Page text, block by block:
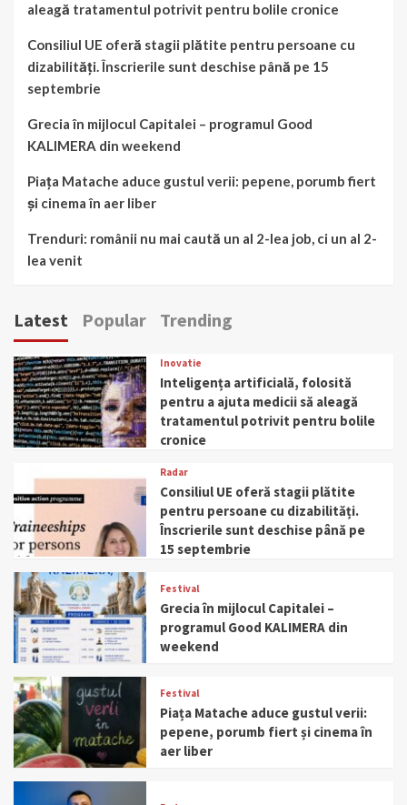
aleagă tratamentul potrivit pentru bolile cronice
Consiliul UE oferă stagii plătite pentru persoane cu
dizabilități. Înscrierile sunt deschise până pe 15
septembrie
Grecia în mijlocul Capitalei – programul Good
KALIMERA din weekend
Piața Matache aduce gustul verii: pepene, porumb fiert
și cinema în aer liber
Trenduri: românii nu mai caută un al 2-lea job, ci un al 2-
lea venit
Latest Popular Trending
Inovatie
Inteligența artificială, folosită
pentru a ajuta medicii să aleagă
tratamentul potrivit pentru bolile
cronice
Radar
Consiliul UE oferă stagii plătite
pentru persoane cu dizabilități.
Înscrierile sunt deschise până pe
15 septembrie
Festival
Grecia în mijlocul Capitalei –
programul Good KALIMERA din
weekend
Festival
Piața Matache aduce gustul verii:
pepene, porumb fiert și cinema în
aer liber